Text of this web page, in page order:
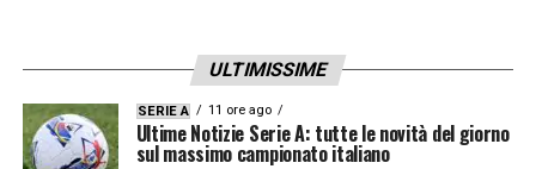
bambino lo sente e gioca con forza. Questo
è sbagliato. Il calcio deve essere solo
divertimento».
ULTIMISSIME
SERIE A 11 ore ago
Ultime Notizie Serie A: tutte le novità del giorno
sul massimo campionato italiano